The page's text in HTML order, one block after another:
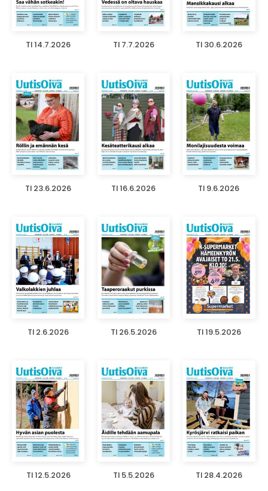
TI 14.7.2026 TI 7.7.2026 TI 30.6.2026
TI 23.6.2026 TI 16.6.2026 TI 9.6.2026
TI 2.6.2026 TI 26.5.2026 TI 19.5.2026
TI 12.5.2026 TI 5.5.2026 TI 28.4.2026